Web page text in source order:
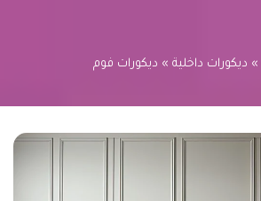
» ديكورات داخلية » ديكورات فوم